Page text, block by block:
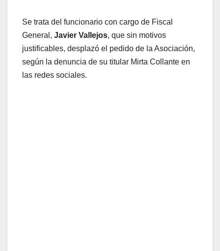
Se trata del funcionario con cargo de Fiscal
General, Javier Vallejos, que sin motivos
justificables, desplazó el pedido de la Asociación,
según la denuncia de su titular Mirta Collante en
las redes sociales.